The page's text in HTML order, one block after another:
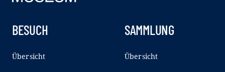
BESUCH
Übersicht
SAMMLUNG
Übersicht